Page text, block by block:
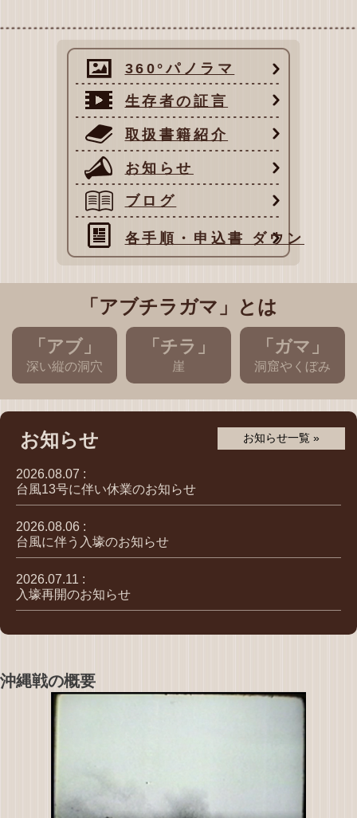
360°パノラマ
生存者の証言
取扱書籍紹介
お知らせ
ブログ
各手順・申込書 ダウンロード
「アブチラガマ」とは
「アブ」
深い縦の洞穴
「チラ」
崖
「ガマ」
洞窟やくぼみ
お知らせ お知らせ一覧 »
2026.08.07 :
台風13号に伴い休業のお知らせ
2026.08.06 :
台風に伴う入壕のお知らせ
2026.07.11 :
入壕再開のお知らせ
沖縄戦の概要